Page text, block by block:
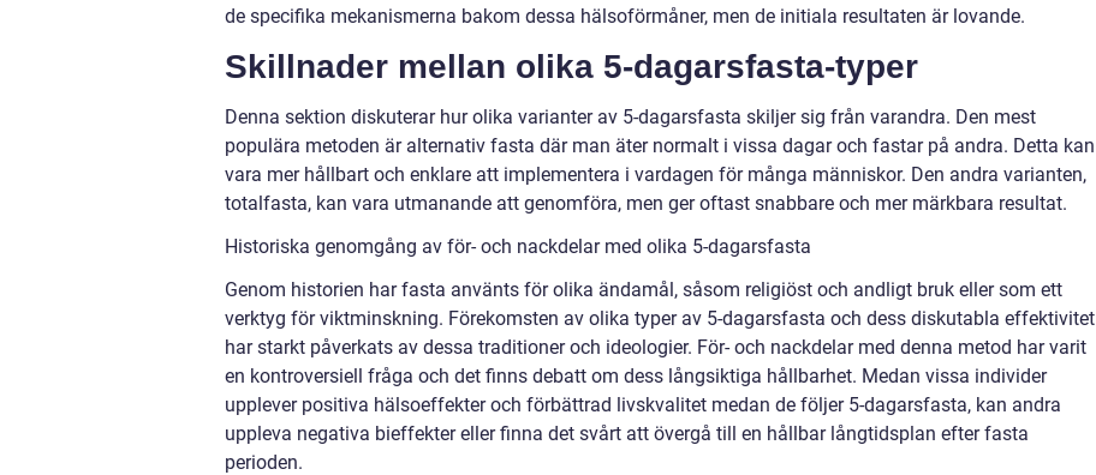
de specifika mekanismerna bakom dessa hälsoförmåner, men de initiala resultaten är lovande.
Skillnader mellan olika 5-dagarsfasta-typer
Denna sektion diskuterar hur olika varianter av 5-dagarsfasta skiljer sig från varandra. Den mest
populära metoden är alternativ fasta där man äter normalt i vissa dagar och fastar på andra. Detta kan
vara mer hållbart och enklare att implementera i vardagen för många människor. Den andra varianten,
totalfasta, kan vara utmanande att genomföra, men ger oftast snabbare och mer märkbara resultat.
Historiska genomgång av för- och nackdelar med olika 5-dagarsfasta
Genom historien har fasta använts för olika ändamål, såsom religiöst och andligt bruk eller som ett
verktyg för viktminskning. Förekomsten av olika typer av 5-dagarsfasta och dess diskutabla effektivitet
har starkt påverkats av dessa traditioner och ideologier. För- och nackdelar med denna metod har varit
en kontroversiell fråga och det finns debatt om dess långsiktiga hållbarhet. Medan vissa individer
upplever positiva hälsoeffekter och förbättrad livskvalitet medan de följer 5-dagarsfasta, kan andra
uppleva negativa bieffekter eller finna det svårt att övergå till en hållbar långtidsplan efter fasta
perioden.